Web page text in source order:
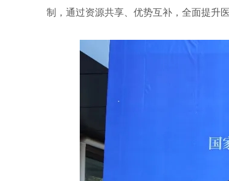
制，通过资源共享、优势互补，全面提升